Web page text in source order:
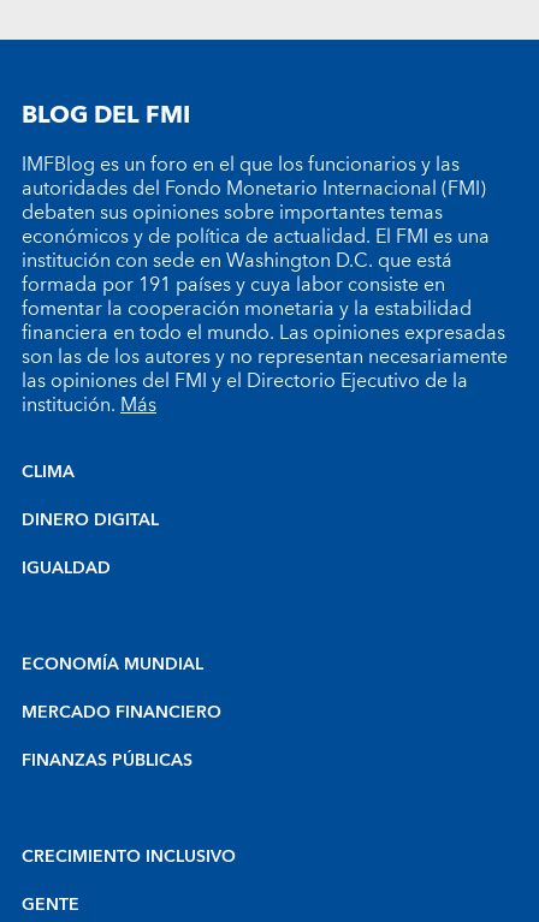
BLOG DEL FMI
IMFBlog es un foro en el que los funcionarios y las
autoridades del Fondo Monetario Internacional (FMI)
debaten sus opiniones sobre importantes temas
económicos y de política de actualidad. El FMI es una
institución con sede en Washington D.C. que está
formada por 191 países y cuya labor consiste en
fomentar la cooperación monetaria y la estabilidad
financiera en todo el mundo. Las opiniones expresadas
son las de los autores y no representan necesariamente
las opiniones del FMI y el Directorio Ejecutivo de la
institución.Más
CLIMA
DINERO DIGITAL
IGUALDAD
ECONOMÍA MUNDIAL
MERCADO FINANCIERO
FINANZAS PÚBLICAS
CRECIMIENTO INCLUSIVO
GENTE